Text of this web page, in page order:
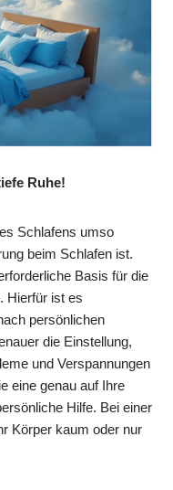
Ruhe!
Schlafens umso
beim Schlafen ist.
Basis für die
Hierfür ist es
persönlichen
die Einstellung,
und Verspannungen
eine genau auf Ihre
Hilfe. Bei einer
Körper kaum oder nur